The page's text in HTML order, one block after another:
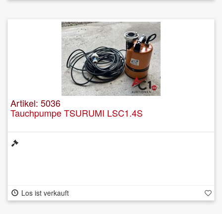
Artikel: 5036
Tauchpumpe TSURUMI LSC1.4S
Los ist verkauft